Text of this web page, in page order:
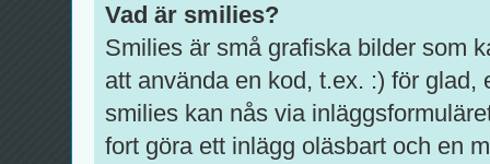
Vad är smilies?
Smilies är små grafiska bilder som
att använda en kod, t.ex. :) för
smilies kan nås via
fort göra ett inlägg oläsbart och en